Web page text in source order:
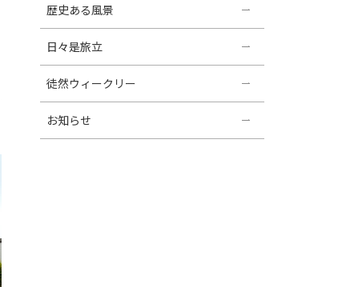
歴史ある風景
日々是旅立
徒然ウィークリー
お知らせ